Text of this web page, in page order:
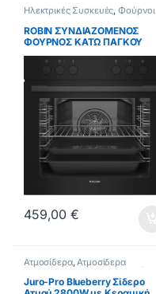
Ηλεκτρικές Συσκευές,Φούρνοι
ROBIN ΣΥΝΔΙΑΖΟΜΕΝΟΣ
ΦΟΥΡΝΟΣ ΚΑΤΩ ΠΑΓΚΟΥ
459,00€
Ατμοσίδερα,Ατμοσίδερα
Σιδερώστρες Μικροσυσκευές
Juro-Pro Blueberry Σίδερο